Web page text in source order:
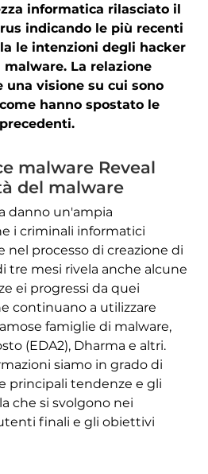
informatica rilasciato il
indicando le più recenti
le intenzioni degli hacker
La relazione
visione su cui sono
hanno spostato le
malware Reveal
del malware
danno un'ampia
i criminali informatici
nel processo di creazione di
tre mesi rivela anche alcune
ei progressi da quei
continuano a utilizzare
famiglie di malware,
(EDA2), Dharma e altri.
siamo in grado di
principali tendenze e gli
che si svolgono nei
finali e gli obiettivi